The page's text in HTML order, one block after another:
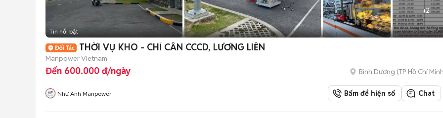
+2
Tin nổi bật
THỜI VỤ KHO - CHỈ CẦN CCCD, LƯƠNG LIỀN
Manpower Vietnam
Đến 600.000 đ/ngày Bình Dương (TP Hồ Chí
Như Anh Manpower Bấm để hiện số Chat